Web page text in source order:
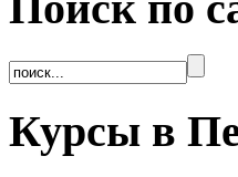
Курсы в